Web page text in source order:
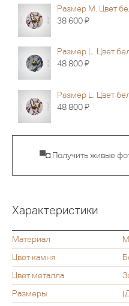
Размер M. Цвет
38 600Я
Размер L. Цвет
48 800Я
Размер L. Цвет
48 800Я
▀◘ Получить живые
Характеристики
Материал
Цвет камня
Цвет металла
Размеры